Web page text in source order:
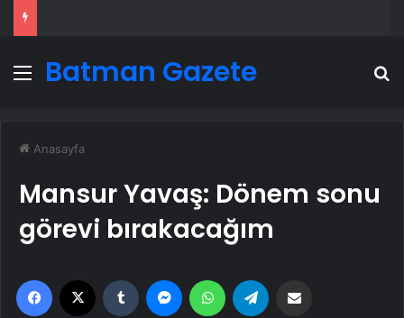
Menü
Batman Gazete
Anasayfa
Mansur Yavaş: Dönem sonu
görevi bırakacağım
Facebook Tumblr MessengerWhatsApp